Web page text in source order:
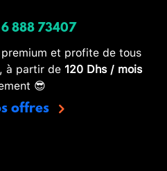
6 888 73407
et profite de tous
à partir de 120 Dhs / mois
😎
offres